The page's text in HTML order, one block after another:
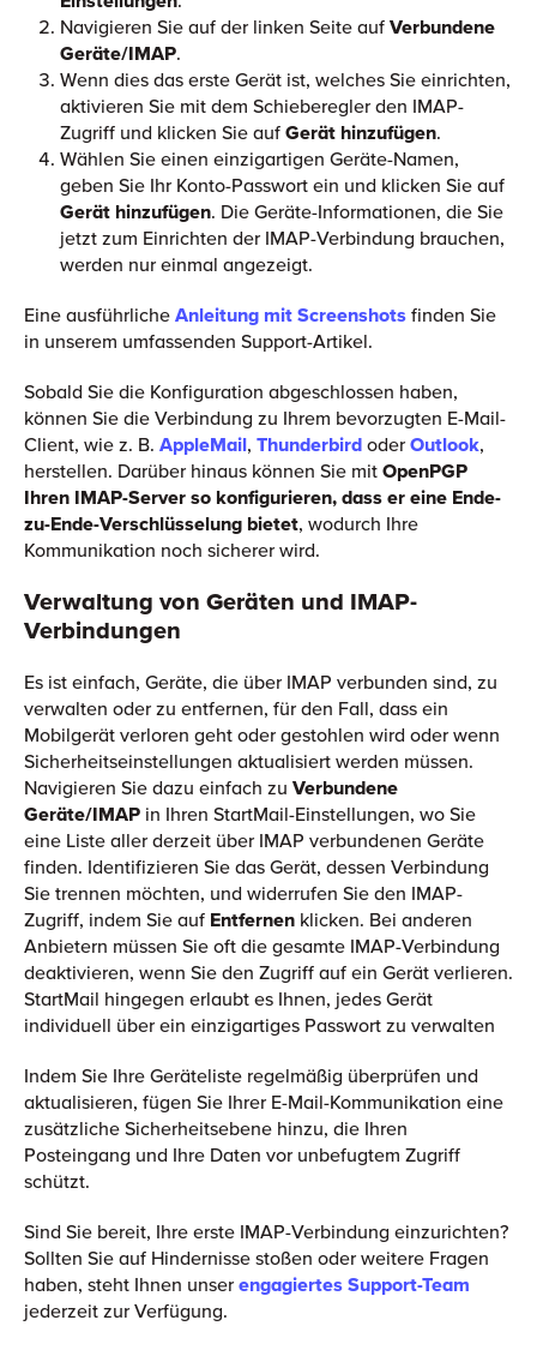
Navigieren Sie auf der linken Seite auf Verbundene
Geräte/IMAP.
Wenn dies das erste Gerät ist, welches Sie einrichten,
aktivieren Sie mit dem Schieberegler den IMAP-
Zugriff und klicken Sie auf Gerät hinzufügen.
Wählen Sie einen einzigartigen Geräte-Namen,
geben Sie Ihr Konto-Passwort ein und klicken Sie auf
Gerät hinzufügen. Die Geräte-Informationen, die Sie
jetzt zum Einrichten der IMAP-Verbindung brauchen,
werden nur einmal angezeigt.
Eine ausführliche Anleitung mit Screenshots finden Sie
in unserem umfassenden Support-Artikel.
Sobald Sie die Konfiguration abgeschlossen haben,
können Sie die Verbindung zu Ihrem bevorzugten E-Mail-
Client, wie z. B. AppleMail, Thunderbird oder Outlook,
herstellen. Darüber hinaus können Sie mit OpenPGP
Ihren IMAP-Server so konfigurieren, dass er eine Ende-
zu-Ende-Verschlüsselung bietet, wodurch Ihre
Kommunikation noch sicherer wird.
Verwaltung von Geräten und IMAP-
Verbindungen
Es ist einfach, Geräte, die über IMAP verbunden sind, zu
verwalten oder zu entfernen, für den Fall, dass ein
Mobilgerät verloren geht oder gestohlen wird oder wenn
Sicherheitseinstellungen aktualisiert werden müssen.
Navigieren Sie dazu einfach zu Verbundene
Geräte/IMAP in Ihren StartMail-Einstellungen, wo Sie
eine Liste aller derzeit über IMAP verbundenen Geräte
finden. Identifizieren Sie das Gerät, dessen Verbindung
Sie trennen möchten, und widerrufen Sie den IMAP-
Zugriff, indem Sie auf Entfernen klicken. Bei anderen
Anbietern müssen Sie oft die gesamte IMAP-Verbindung
deaktivieren, wenn Sie den Zugriff auf ein Gerät verlieren.
StartMail hingegen erlaubt es Ihnen, jedes Gerät
individuell über ein einzigartiges Passwort zu verwalten
Indem Sie Ihre Geräteliste regelmäßig überprüfen und
aktualisieren, fügen Sie Ihrer E-Mail-Kommunikation eine
zusätzliche Sicherheitsebene hinzu, die Ihren
Posteingang und Ihre Daten vor unbefugtem Zugriff
schützt.
Sind Sie bereit, Ihre erste IMAP-Verbindung einzurichten?
Sollten Sie auf Hindernisse stoßen oder weitere Fragen
haben, steht Ihnen unser engagiertes Support-Team
jederzeit zur Verfügung.